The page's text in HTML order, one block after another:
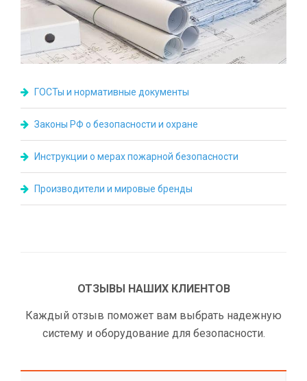
ГОСТы и нормативные документы
Законы РФ о безопасности и охране
Инструкции о мерах пожарной безопасности
Производители и мировые бренды
ОТЗЫВЫ НАШИХ КЛИЕНТОВ
Каждый отзыв поможет вам выбрать надежную
систему и оборудование для безопасности.